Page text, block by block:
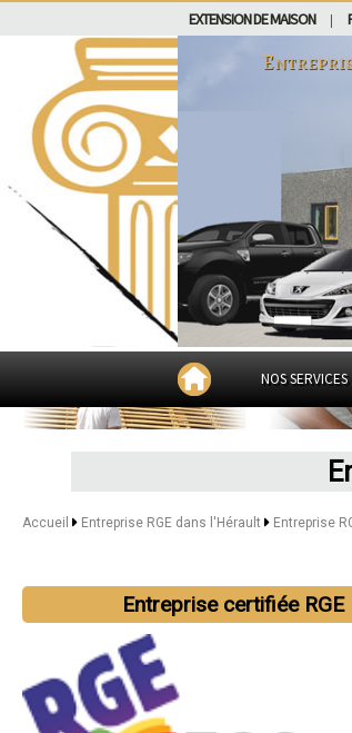
EXTENSION DE MAISON
NOS SERVICES
Accueil Entreprise RGE dans l'Hérault Entreprise
Entreprise certifiée RGE